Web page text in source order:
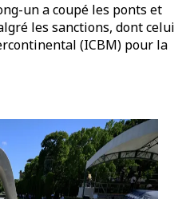
un a coupé les ponts et
les sanctions, dont celui
(ICBM) pour la